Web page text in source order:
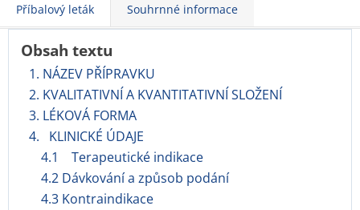
Příbalový leták Souhrnné informace
Obsah textu
1. NÁZEV PŘÍPRAVKU
2. KVALITATIVNÍ A KVANTITATIVNÍ SLOŽENÍ
3. LÉKOVÁ FORMA
4. KLINICKÉ ÚDAJE
4.1 Terapeutické indikace
4.2 Dávkování a způsob podání
4.3 Kontraindikace